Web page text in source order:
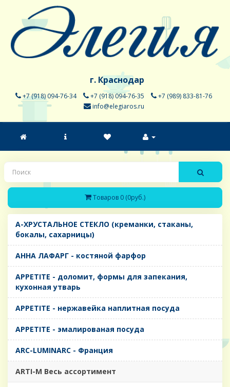
г. Краснодар
+7 (918) 094-76-34 +7 (918) 094-76-35
+7 (989) 833-81-76
info@elegiaros.ru
Товаров 0 (0руб.)
A-ХРУСТАЛЬНОЕ СТЕКЛО (креманки, стаканы,
бокалы, сахарницы)
AHHA ЛАФАРГ - костяной фарфор
APPETITE - доломит, формы для запекания,
кухонная утварь
APPETITE - нержавейка наплитная посуда
APPETITE - эмалированая посуда
ARC-LUMINARC - Франция
ARTI-M Весь ассортимент